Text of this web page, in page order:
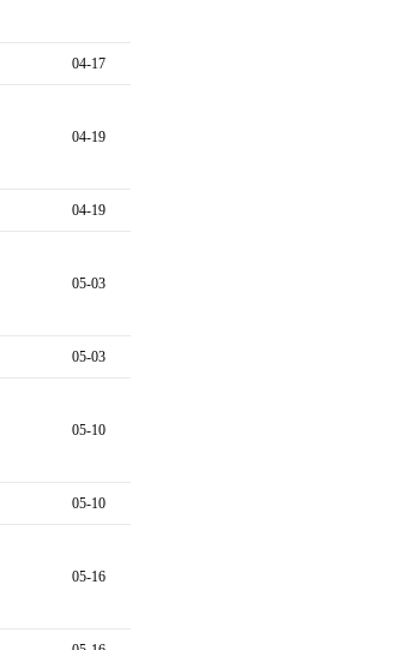
04-17
04-19
04-19
05-03
05-03
05-10
05-10
05-16